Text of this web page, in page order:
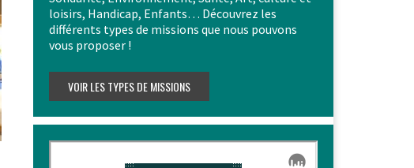
loisirs, Handicap, Enfants… Découvrez les
différents types de missions que nous pouvons
vous proposer !